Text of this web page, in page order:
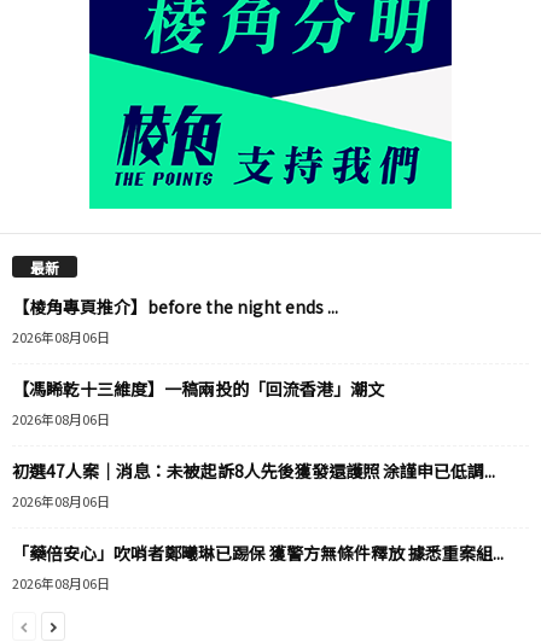
最新
【棱角專頁推介】before the night ends ...
2026年08月06日
【馮睎乾十三維度】一稿兩投的「回流香港」潮文
2026年08月06日
初選47人案｜消息：未被起訴8人先後獲發還護照 涂謹申已低調...
2026年08月06日
「藥倍安心」吹哨者鄭曦琳已踢保 獲警方無條件釋放 據悉重案組...
2026年08月06日